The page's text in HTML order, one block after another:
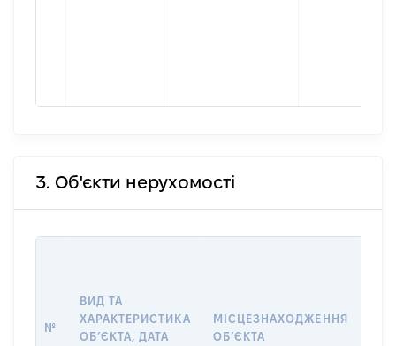
3. Об'єкти нерухомості
№
ВИД ТА
ХАРАКТЕРИСТИКА
ОБʼЄКТА, ДАТА
МІСЦЕЗНАХОДЖЕННЯ
ОБʼЄКТА